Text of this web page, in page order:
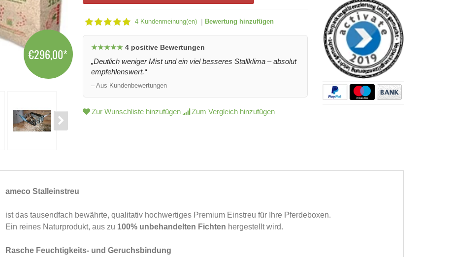
€296,00*
4 Kundenmeinung(en) | Bewertung hinzufügen
★★★★★ 4 positive Bewertungen
„Deutlich weniger Mist und ein viel besseres Stallklima – absolut
empfehlenswert.“
– Aus Kundenbewertungen
Zur Wunschliste hinzufügen Zum Vergleich hinzufügen
ameco Stalleinstreu
ist das tausendfach bewährte, qualitativ hochwertiges Premium Einstreu für Ihre Pferdeboxen.
Ein reines Naturprodukt, aus zu 100% unbehandelten Fichten hergestellt wird.
Rasche Feuchtigkeits- und Geruchsbindung